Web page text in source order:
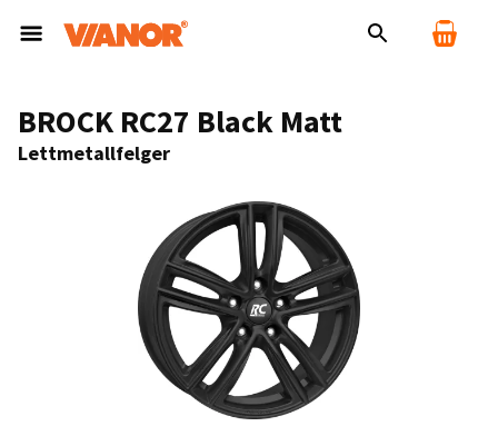
BROCK RC27 Black Matt
Lettmetallfelger